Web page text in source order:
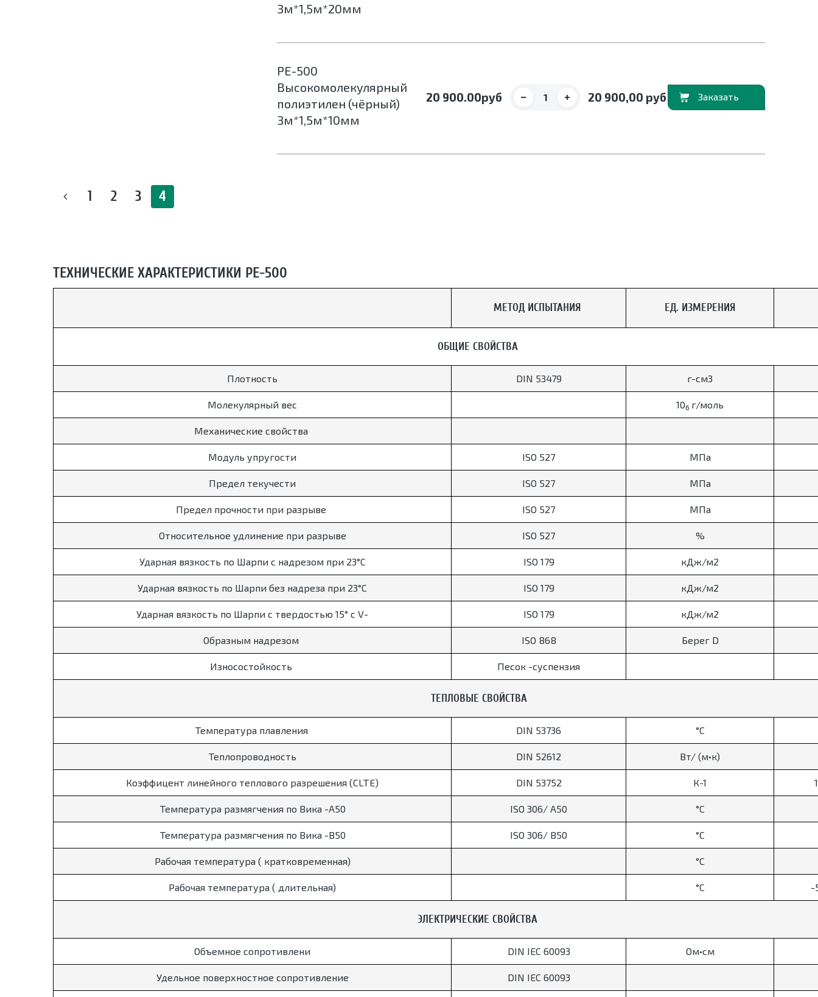
3м*1,5м*20мм
РЕ-500
Высокомолекулярный
полиэтилен (чёрный)
3м*1,5м*10мм
20 900.00руб − + 20 900,00 руб
В корзину
1 2 3 4
ТЕХНИЧЕСКИЕ ХАРАКТЕРИСТИКИ РЕ-500
МЕТОД ИСПЫТАНИЯ ЕД. ИЗМЕРЕНИЯ
ОБЩИЕ СВОЙСТВА
Плотность DIN 53479 г-см3
Молекулярный вес 106 г/моль
Механические свойства
Модуль упругости ISO 527 МПа
Предел текучести ISO 527 МПа
Предел прочности при разрыве ISO 527 МПа
Относительное удлинение при разрыве ISO 527 %
Ударная вязкость по Шарпи с надрезом при 23°C ISO 179 кДж/м2
Ударная вязкость по Шарпи без надреза при 23°C ISO 179 кДж/м2
Ударная вязкость по Шарпи с твердостью 15° с V- ISO 179 кДж/м2
Образным надрезом ISO 868 Берег D
Износостойкость Песок -суспензия
ТЕПЛОВЫЕ СВОЙСТВА
Температура плавления DIN 53736 °C
Теплопроводность DIN 52612 Вт/ (м•к)
Коэффицент линейного теплового разрешения (CLTE) DIN 53752 К-1
Температура размягчения по Вика -А50 ISO 306/ A50 °C
Температура размягчения по Вика -В50 ISO 306/ B50 °C
Рабочая температура ( кратковременная) °C
Рабочая температура ( длительная) °C -
ЭЛЕКТРИЧЕСКИЕ СВОЙСТВА
Объемное сопротивлени DIN IEC 60093 Ом•см
Удельное поверхностное сопротивление DIN IEC 60093